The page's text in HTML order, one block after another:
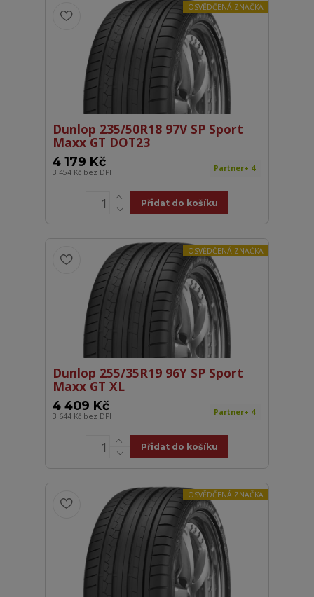
OSVĚDČENÁ ZNAČKA
Dunlop 235/50R18 97V SP Sport
Maxx GT DOT23
4 179 Kč
3 454 Kč bez DPH Partner+ 4
Přidat do košíku
OSVĚDČENÁ ZNAČKA
Dunlop 255/35R19 96Y SP Sport
Maxx GT XL
4 409 Kč
3 644 Kč bez DPH Partner+ 4
Přidat do košíku
OSVĚDČENÁ ZNAČKA